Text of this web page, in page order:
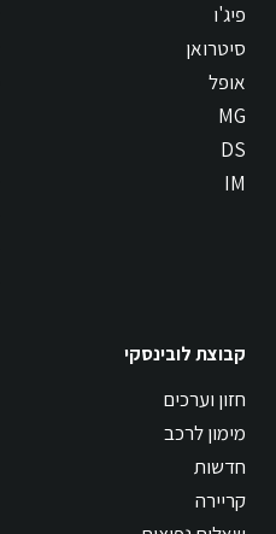
פיג'ו
סיטרואן
אופל
MG
DS
IM
קבוצת לובינסקי
חזון וערכים
מימון לרכב
חדשות
קריירה